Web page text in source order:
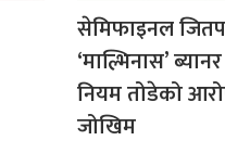
सेमिफाइनल
‘माल्भिनास’
नियम तोडेको
जोखिम